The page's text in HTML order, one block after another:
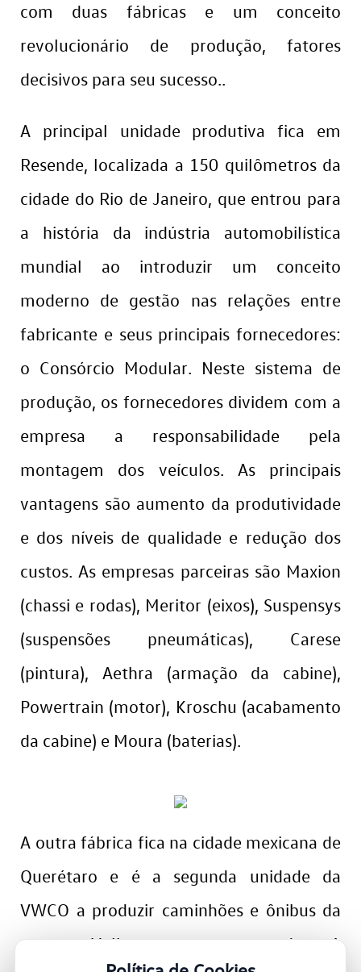
com duas fábricas e um conceito
revolucionário de produção, fatores
decisivos para seu sucesso..
A principal unidade produtiva fica em
Resende, localizada a 150 quilômetros da
cidade do Rio de Janeiro, que entrou para
a história da indústria automobilística
mundial ao introduzir um conceito
moderno de gestão nas relações entre
fabricante e seus principais fornecedores:
o Consórcio Modular. Neste sistema de
produção, os fornecedores dividem com a
empresa a responsabilidade pela
montagem dos veículos. As principais
vantagens são aumento da produtividade
e dos níveis de qualidade e redução dos
custos. As empresas parceiras são Maxion
(chassi e rodas), Meritor (eixos), Suspensys
(suspensões pneumáticas), Carese
(pintura), Aethra (armação da cabine),
Powertrain (motor), Kroschu (acabamento
da cabine) e Moura (baterias).
A outra fábrica fica na cidade mexicana de
Querétaro e é a segunda unidade da
VWCO a produzir caminhões e ônibus da
marca Volkswagen no mundo. A